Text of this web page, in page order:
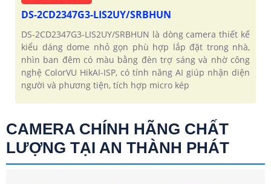
DS-2CD2347G3-LIS2UY/SRBHUN
DS-2CD2347G3-LIS2UY/SRBHUN là dòng camera thiết kế
kiểu dáng dome nhỏ gọn phù hợp lắp đặt trong nhà,
nhìn ban đêm có màu bằng đèn trợ sáng và nhờ công
nghệ ColorVU HikAI-ISP, có tính năng AI giúp nhận diện
người và phương tiện, tích hợp micro kép
CAMERA CHÍNH HÃNG CHẤT
LƯỢNG TẠI AN THÀNH PHÁT